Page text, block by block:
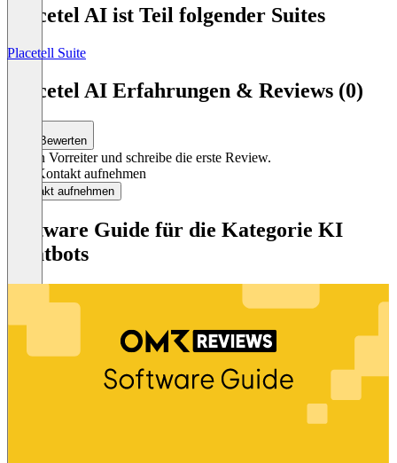
Placetel AI ist Teil folgender Suites
Placetell Suite
Placetel AI Erfahrungen & Reviews (0)
Bewerten
Sei ein Vorreiter und schreibe die erste Review.
Jetzt Kontakt aufnehmen
Kontakt aufnehmen
Software Guide für die Kategorie KI
Chatbots